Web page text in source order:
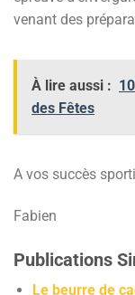
venant des
À lire aussi :
des Fêtes
A vos succès
Fabien
Publications
Le beurre de